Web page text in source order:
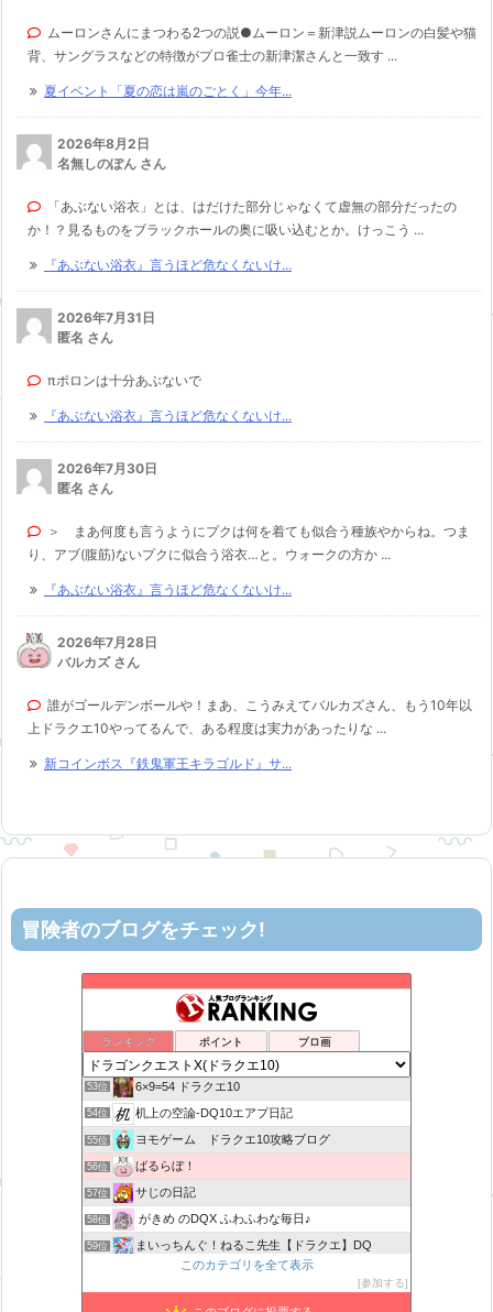
ムーロンさんにまつわる2つの説●ムーロン＝新津説ムーロンの白髪や猫
背、サングラスなどの特徴がプロ雀士の新津潔さんと一致す ...
夏イベント「夏の恋は嵐のごとく」今年...
2026年8月2日
名無しのぽん さん
「あぶない浴衣」とは、はだけた部分じゃなくて虚無の部分だったの
か！？見るものをブラックホールの奥に吸い込むとか。けっこう ...
『あぶない浴衣』言うほど危なくないけ...
2026年7月31日
匿名 さん
πポロンは十分あぶないで
『あぶない浴衣』言うほど危なくないけ...
2026年7月30日
匿名 さん
＞ まあ何度も言うようにプクは何を着ても似合う種族やからね。つま
り、アブ(腹筋)ないプクに似合う浴衣…と。ウォークの方か ...
『あぶない浴衣』言うほど危なくないけ...
2026年7月28日
バルカズ さん
誰がゴールデンボールや！まあ、こうみえてバルカズさん、もう10年以
上ドラクエ10やってるんで、ある程度は実力があったりな ...
新コインボス『鉄鬼軍王キラゴルド』サ...
冒険者のブログをチェック!
ランキング ポイント ブロ画
カスミ心理学研究所
51位 星降る夜の活動記録
52位 ロビンさんはガチらない。
53位 6×9=54 ドラクエ10
54位 机上の空論-DQ10エアプ日記
55位 ヨモゲーム ドラクエ10攻略ブログ
56位 ばるらぼ！
57位 サじの日記
58位 がきめ のDQX ふわふわな毎日♪
59位 まいっちんぐ！ねるこ先生【ドラクエ】DQ
みみっくほしさんいますか！？
このカテゴリを全て表示
参加する